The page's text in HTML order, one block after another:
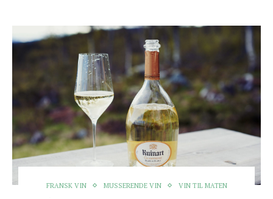
FRANSK VIN MUSSERENDE VIN VIN TIL MATEN